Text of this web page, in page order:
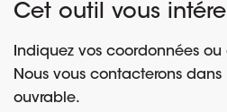
Cet outil vous
Indiquez vos coordonnées ou
Nous vous contacterons
ouvrable.